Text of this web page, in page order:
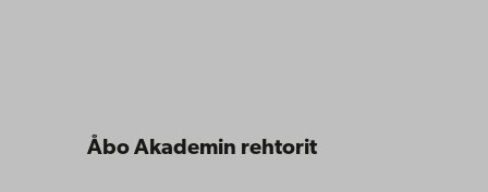
Åbo Akademin rehtorit